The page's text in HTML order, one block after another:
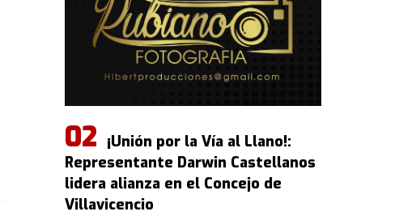
¡Unión por la Vía al Llano!:
Representante Darwin Castellanos
lidera alianza en el Concejo de
Villavicencio